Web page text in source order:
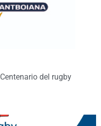
Centenario del rugby